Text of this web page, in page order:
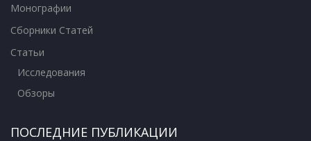
Монографии
Сборники Статей
Статьи
Исследования
Обзоры
ПОСЛЕДНИЕ ПУБЛИКАЦИИ